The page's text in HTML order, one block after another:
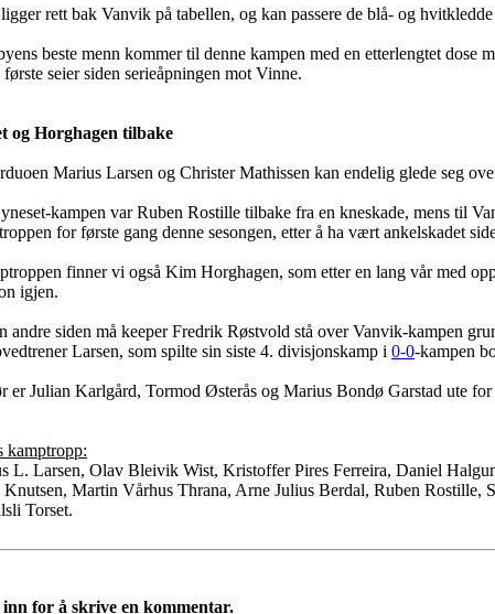
rett bak Vanvik på tabellen, og kan passere de blå- og
beste menn kommer til denne kampen med en etterlengtet dose
første seier siden serieåpningen mot Vinne.
og Horghagen tilbake
Marius Larsen og Christer Mathissen kan endelig glede seg
kampen var Ruben Rostille tilbake fra en kneskade, mens til
for første gang denne sesongen, etter å ha vært ankelskadet
finner vi også Kim Horghagen, som etter en lang vår med
igjen.
andre siden må keeper Fredrik Røstvold stå over Vanvik-kampen
Larsen, som spilte sin siste 4. divisjonskamp i 0-0-kampen
er Julian Karlgård, Tormod Østerås og Marius Bondø Garstad ute for
kamptropp:
L. Larsen, Olav Bleivik Wist, Kristoffer Pires Ferreira, Daniel
Knutsen, Martin Vårhus Thrana, Arne Julius Berdal, Ruben
Torset.
for å skrive en kommentar.